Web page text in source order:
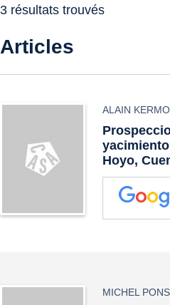
3 résultats trouvés
Articles
ALAIN
Hoyo,
MICHEL